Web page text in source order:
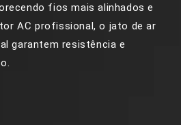
fios mais alinhados e
AC profissional, o jato de ar
garantem resistência e